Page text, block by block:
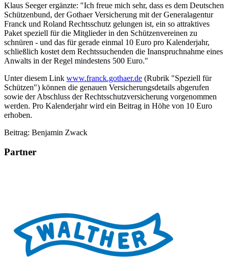
Klaus Seeger ergänzte: "Ich freue mich sehr, dass es dem Deutschen
Schützenbund, der Gothaer Versicherung mit der Generalagentur
Franck und Roland Rechtsschutz gelungen ist, ein so attraktives
Paket speziell für die Mitglieder in den Schützenvereinen zu
schnüren - und das für gerade einmal 10 Euro pro Kalenderjahr,
schließlich kostet dem Rechtssuchenden die Inanspruchnahme eines
Anwalts in der Regel mindestens 500 Euro."
Unter diesem Link www.franck.gothaer.de (Rubrik "Speziell für
Schützen") können die genauen Versicherungsdetails abgerufen
sowie der Abschluss der Rechtsschutzversicherung vorgenommen
werden. Pro Kalenderjahr wird ein Beitrag in Höhe von 10 Euro
erhoben.
Beitrag: Benjamin Zwack
Partner